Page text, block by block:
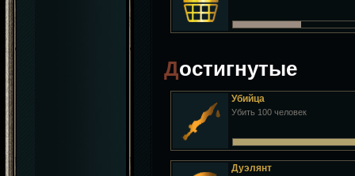
Достигнутые
Убийца
Убить 100 человек
Дуэлянт